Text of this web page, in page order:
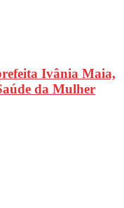
Ivânia Maia,
da Mulher